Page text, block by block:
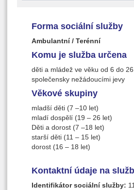
Forma sociální služby
Ambulantní / Terénní
Komu je služba určena
děti a mládež ve věku od 6 do
společensky nežádoucími jevy
Věkové skupiny
mladší děti (7 –10 let)
mladí dospělí (19 – 26 let)
Děti a dorost (7 –18 let)
starší děti (11 – 15 let)
dorost (16 – 18 let)
Kontaktní údaje na
Identifikátor sociální služby: